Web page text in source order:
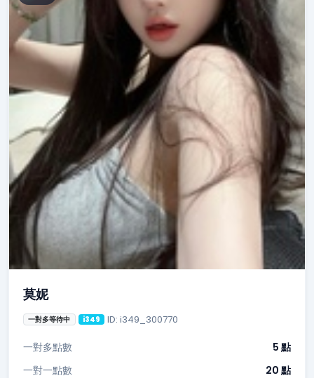
莫妮
一對多等待中 i349 ID: i349_300770
一對多點數
5 點
一對一點數
20 點